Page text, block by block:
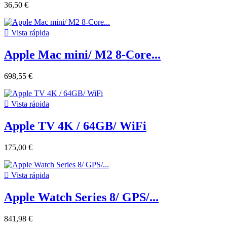
36,50 €
 Vista rápida
Apple Mac mini/ M2 8-Core...
698,55 €
 Vista rápida
Apple TV 4K / 64GB/ WiFi
175,00 €
 Vista rápida
Apple Watch Series 8/ GPS/...
841,98 €